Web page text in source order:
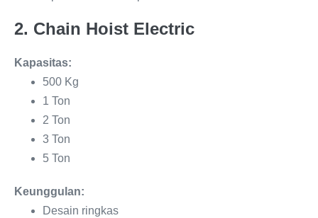
2. Chain Hoist Electric
Kapasitas:
500 Kg
1 Ton
2 Ton
3 Ton
5 Ton
Keunggulan:
Desain ringkas